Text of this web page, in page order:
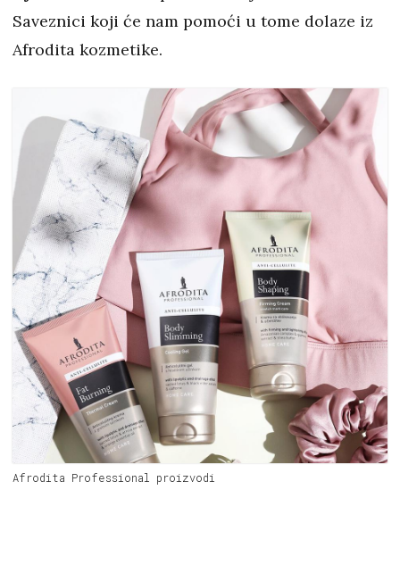
Saveznici koji će nam pomoći u tome dolaze iz
Afrodita kozmetike.
Afrodita Professional proizvodi